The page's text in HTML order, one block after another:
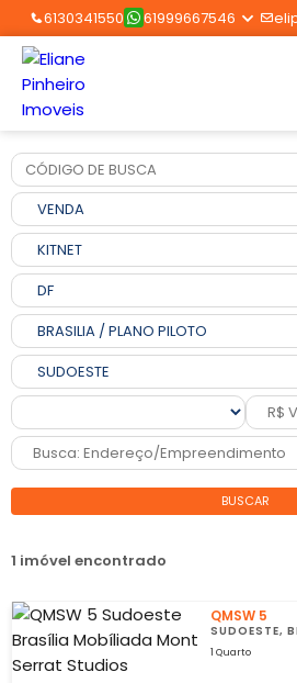
6130341550 61999667546
BUSCAR
1 imóvel encontrado
QMSW 5
SUDOESTE, BRASÍLIA
1 Quarto